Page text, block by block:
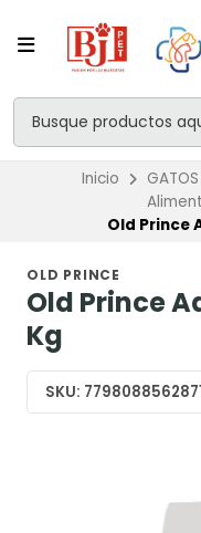
Inicio GATOS
Old Prince
OLD PRINCE
Old Prince
Kg
SKU: